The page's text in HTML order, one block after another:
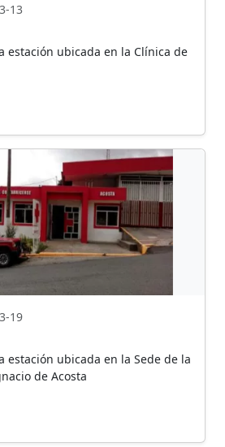
13
estación ubicada en la Clínica de
19
estación ubicada en la Sede de la
de Acosta